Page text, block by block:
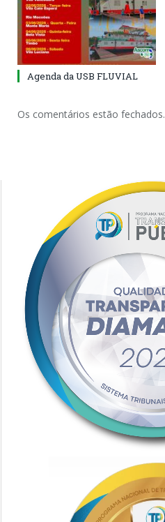
Agenda da USB FLUVIAL
Os comentários estão fechados.